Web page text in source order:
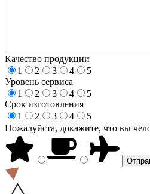
Качество продукции
1
2 3 4
5
Уровень сервиса
1
2 3 4
5
Срок изготовления
1
2 3 4
5
Пожалуйста, докажите, что вы